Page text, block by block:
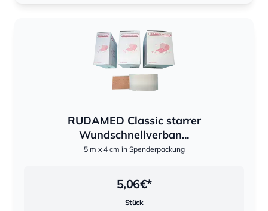
RUDAMED Classic starrer
Wundschnellverban...
5 m x 4 cm in Spenderpackung
5,06€*
Stück